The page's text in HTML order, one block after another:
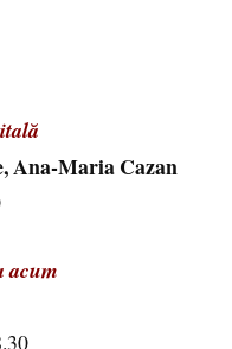
Ana-Maria Cazan
acum